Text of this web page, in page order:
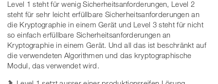
Level 1 steht für wenig Sicherheitsanforderungen, Level 2
steht für sehr leicht erfüllbare Sicherheitsanforderungen an
die Kryptographie in einem Gerät und Level 3 steht für nicht
so einfach erfüllbare Sicherheitsanforderungen an
Kryptographie in einem Gerät. Und all das ist beschränkt auf
die verwendeten Algorithmen und das kryptographische
Modul, das verwendet wird.